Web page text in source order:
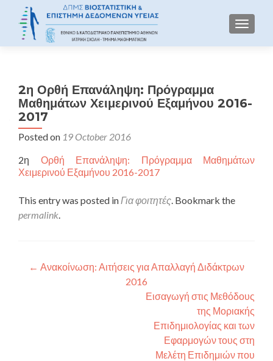
2η Ορθή Επανάληψη: Πρόγραμμα
Μαθημάτων Χειμερινού Εξαμήνου 2016-
2017
Posted on 19 October 2016
2η Ορθή Επανάληψη: Πρόγραμμα Μαθημάτων
Χειμερινού Εξαμήνου 2016-2017
This entry was posted inΓια φοιτητές. Bookmark the
permalink.
Post navigation
← Ανακοίνωση: Αιτήσεις για Απαλλαγή Διδάκτρων
2016
Εισαγωγή στις Μεθόδους
της Μοριακής
Επιδημιολογίας και των
Εφαρμογών τους στη
Μελέτη Επιδημιών που